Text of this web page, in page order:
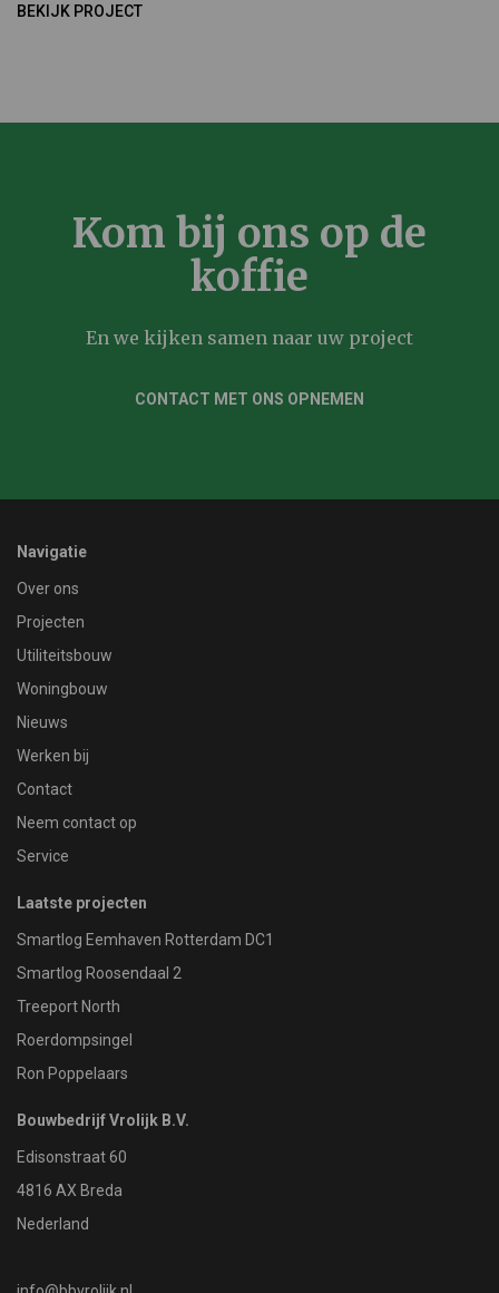
BEKIJK PROJECT
Kom bij ons op de
koffie
En we kijken samen naar uw project
CONTACT MET ONS OPNEMEN
Navigatie
Over ons
Projecten
Utiliteitsbouw
Woningbouw
Nieuws
Werken bij
Contact
Neem contact op
Service
Laatste projecten
Smartlog Eemhaven Rotterdam DC1
Smartlog Roosendaal 2
Treeport North
Roerdompsingel
Ron Poppelaars
Bouwbedrijf Vrolijk B.V.
Edisonstraat 60
4816 AX Breda
Nederland